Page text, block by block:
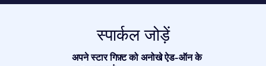
स्पार्कल जोड़ें
अपने स्टार गिफ़्ट को अनोखे ऐड-ऑन के